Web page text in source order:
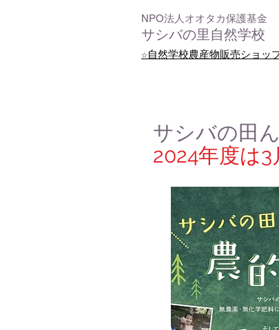
NPO法人オオタカ保護基金
サシバの里自然学校
☆自然学校農産物販売ショッ
サシバの田
2024年度は3